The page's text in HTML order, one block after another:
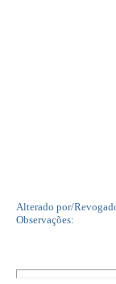
Alterado por/
Observações: